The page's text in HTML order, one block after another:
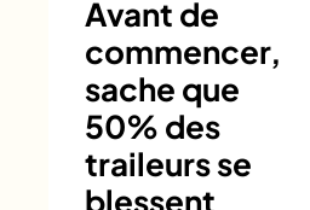
Avant de
commencer,
sache que
50% des
traileurs se
blessent